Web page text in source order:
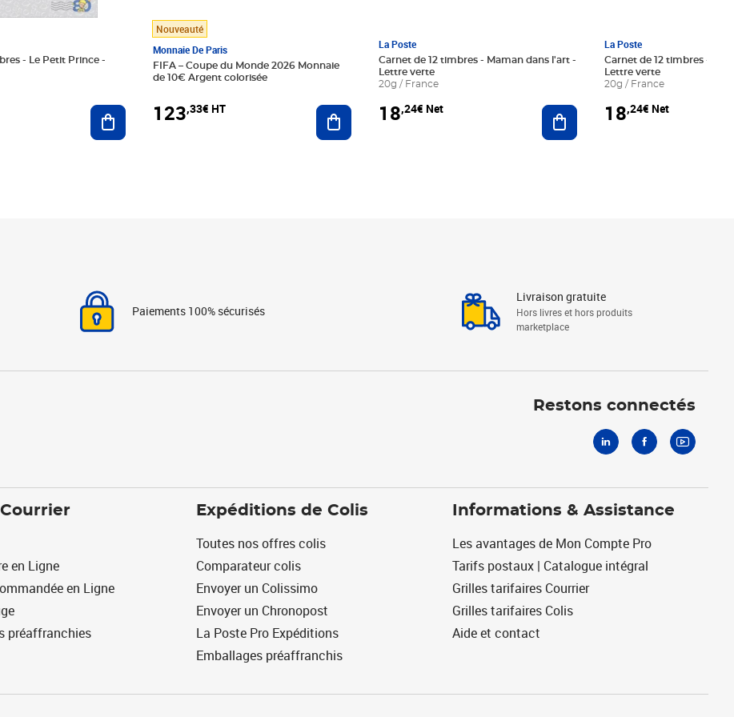
- Le Petit Prince -
Ajouter au panier
Nouveauté
Monnaie De Paris
FIFA – Coupe du Monde 2026 Monnaie
de 10€ Argent colorisée
123,33€ HT Ajouter au panier
La Poste
Carnet de 12 timbres - Maman dans l'art -
Lettre verte
20g / France
18,24€ Net Ajouter au panier
La Poste
Carnet de 12 timbres - Le
Lettre verte
20g / France
18,24€ Net
Paiements 100% sécurisés
Livraison gratuite
Hors livres et hors produits
marketplace
Restons connectés
en Ligne
en Ligne
préaffranchies
Expéditions de Colis
Toutes nos offres colis
Comparateur colis
Envoyer un Colissimo
Envoyer un Chronopost
La Poste Pro Expéditions
Emballages préaffranchis
Informations & Assistance
Les avantages de Mon Compte Pro
Tarifs postaux | Catalogue intégral
Grilles tarifaires Courrier
Grilles tarifaires Colis
Aide et contact